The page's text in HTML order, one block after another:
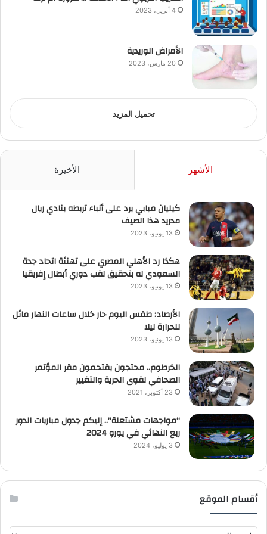
4 أبريل، 2023
الأمراض الوريدية
20 مارس، 2023
تحميل المزيد
الأشهر الأخيرة
كيليان مبابي يرد على أنباء تربطه بنادي ريال
مدريد هذا الصيف
13 يونيو، 2023
هكذا رد الأهلي المصري على تهنئة اتحاد جدة
السعودي له بتحقيق لقب دوري أبطال إفريقيا
13 يونيو، 2023
الأرصاد: طقس اليوم حار خلال ساعات النهار مائل
للحرارة ليلا
13 يونيو، 2023
الخرطوم.. محتجون يقتحمون مقر المؤتمر
الصحافي لقوى الحرية والتغيير
23 أكتوبر، 2021
“مواجهات مشتعلة”.. إليكم جدول مباريات الدور
ربع النهائي في يورو 2024
3 يوليو، 2024
أقسام الموقع